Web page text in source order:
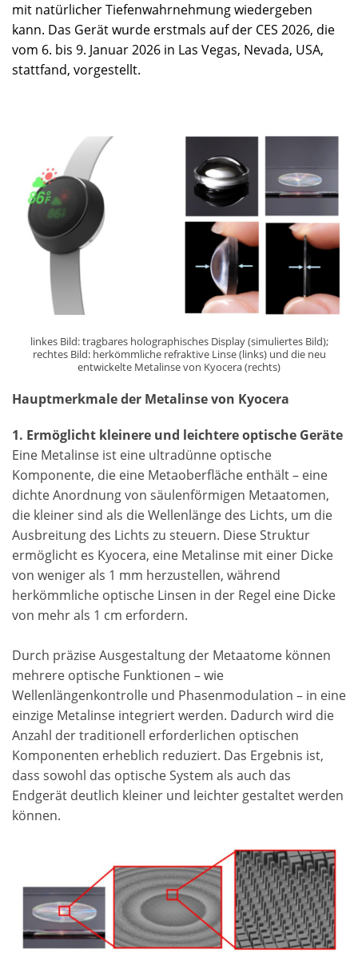
mit natürlicher Tiefenwahrnehmung wiedergeben
kann. Das Gerät wurde erstmals auf der CES 2026, die
vom 6. bis 9. Januar 2026 in Las Vegas, Nevada, USA,
stattfand, vorgestellt.
linkes Bild: tragbares holographisches Display (simuliertes Bild);
rechtes Bild: herkömmliche refraktive Linse (links) und die neu
entwickelte Metalinse von Kyocera (rechts)
Hauptmerkmale der Metalinse von Kyocera
1. Ermöglicht kleinere und leichtere optische Geräte
Eine Metalinse ist eine ultradünne optische
Komponente, die eine Metaoberfläche enthält – eine
dichte Anordnung von säulenförmigen Metaatomen,
die kleiner sind als die Wellenlänge des Lichts, um die
Ausbreitung des Lichts zu steuern. Diese Struktur
ermöglicht es Kyocera, eine Metalinse mit einer Dicke
von weniger als 1 mm herzustellen, während
herkömmliche optische Linsen in der Regel eine Dicke
von mehr als 1 cm erfordern.
Durch präzise Ausgestaltung der Metaatome können
mehrere optische Funktionen – wie
Wellenlängenkontrolle und Phasenmodulation – in eine
einzige Metalinse integriert werden. Dadurch wird die
Anzahl der traditionell erforderlichen optischen
Komponenten erheblich reduziert. Das Ergebnis ist,
dass sowohl das optische System als auch das
Endgerät deutlich kleiner und leichter gestaltet werden
können.